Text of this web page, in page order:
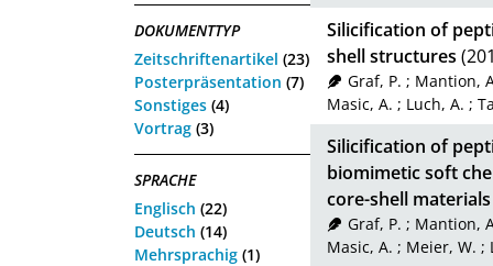
DOKUMENTTYP
Zeitschriftenartikel (23)
Posterpräsentation (7)
Sonstiges (4)
Vortrag (3)
SPRACHE
Englisch (22)
Deutsch (14)
Mehrsprachig (1)
Silicification of
shell structures
Graf, P. ; Mantion,
Masic, A. ; Luch, A. ;
Silicification of
biomimetic soft
core-shell materials
Graf, P. ; Mantion,
Masic, A. ; Meier, W. ;